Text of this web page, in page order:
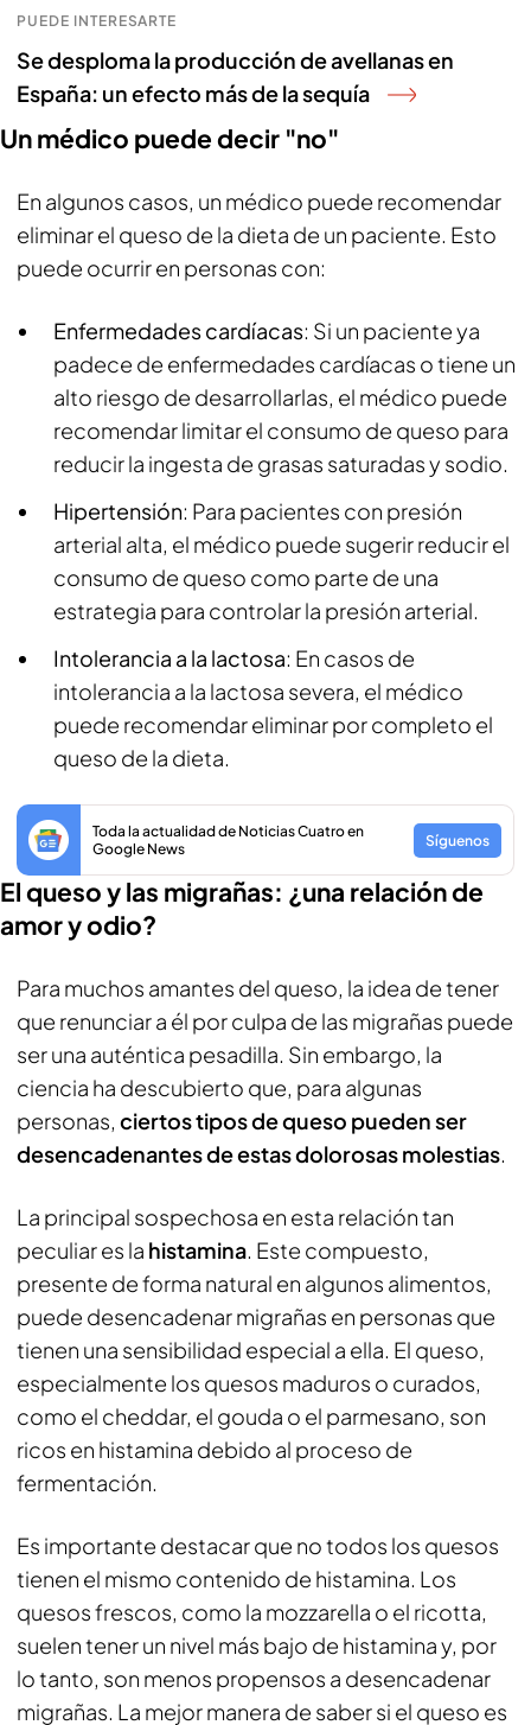
PUEDE INTERESARTE
Se desploma la producción de avellanas en
España: un efecto más de la sequía
Un médico puede decir "no"
En algunos casos, un médico puede recomendar
eliminar el queso de la dieta de un paciente. Esto
puede ocurrir en personas con:
Enfermedades cardíacas: Si un paciente ya
padece de enfermedades cardíacas o tiene un
alto riesgo de desarrollarlas, el médico puede
recomendar limitar el consumo de queso para
reducir la ingesta de grasas saturadas y sodio.
Hipertensión: Para pacientes con presión
arterial alta, el médico puede sugerir reducir el
consumo de queso como parte de una
estrategia para controlar la presión arterial.
Intolerancia a la lactosa: En casos de
intolerancia a la lactosa severa, el médico
puede recomendar eliminar por completo el
queso de la dieta.
Toda la actualidad de Noticias Cuatro en
Google News
Síguenos
El queso y las migrañas: ¿una relación de
amor y odio?
Para muchos amantes del queso, la idea de tener
que renunciar a él por culpa de las migrañas puede
ser una auténtica pesadilla. Sin embargo, la
ciencia ha descubierto que, para algunas
personas, ciertos tipos de queso pueden ser
desencadenantes de estas dolorosas molestias.
La principal sospechosa en esta relación tan
peculiar es la histamina. Este compuesto,
presente de forma natural en algunos alimentos,
puede desencadenar migrañas en personas que
tienen una sensibilidad especial a ella. El queso,
especialmente los quesos maduros o curados,
como el cheddar, el gouda o el parmesano, son
ricos en histamina debido al proceso de
fermentación.
Es importante destacar que no todos los quesos
tienen el mismo contenido de histamina. Los
quesos frescos, como la mozzarella o el ricotta,
suelen tener un nivel más bajo de histamina y, por
lo tanto, son menos propensos a desencadenar
migrañas. La mejor manera de saber si el queso es